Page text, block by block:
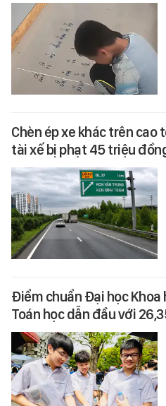
Chèn ép xe khác trên cao
tài xế bị phạt 45 triệu
Điểm chuẩn Đại học Khoa
Toán học dẫn đầu với